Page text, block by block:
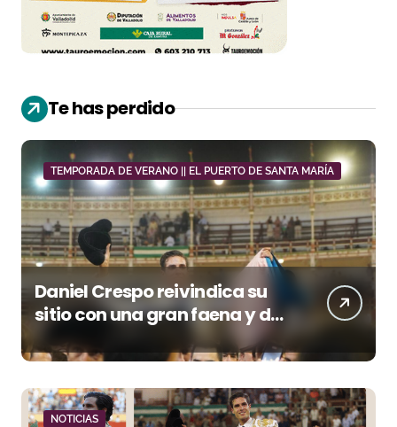
Te has perdido
TEMPORADA DE VERANO || EL PUERTO DE SANTA MARÍA
Daniel Crespo reivindica su
sitio con una gran faena y dos
orejas
NOTICIAS